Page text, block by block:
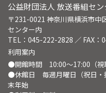
公益財団法人 放送番組セ
〒231-0021 神奈川県横浜市中
センター内
TEL：045-222-2828 ／ FAX：
利用案内
●開館時間 10:00～17:00（視
●休館日 毎週月曜日（祝日・
末年始